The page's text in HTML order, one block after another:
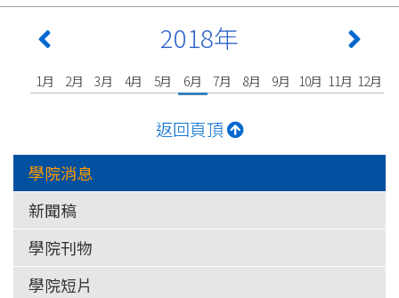
2018年
1月 2月 3月 4月 5月 6月 7月 8月 9月 10月 11月 12月
返回頁頂
學院消息
新聞稿
學院刊物
學院短片